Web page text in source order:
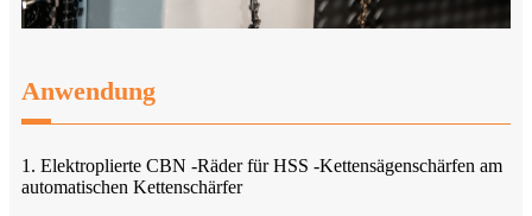
Anwendung
1. Elektroplierte CBN -Räder für HSS -Kettensägenschärfen am
automatischen Kettenschärfer